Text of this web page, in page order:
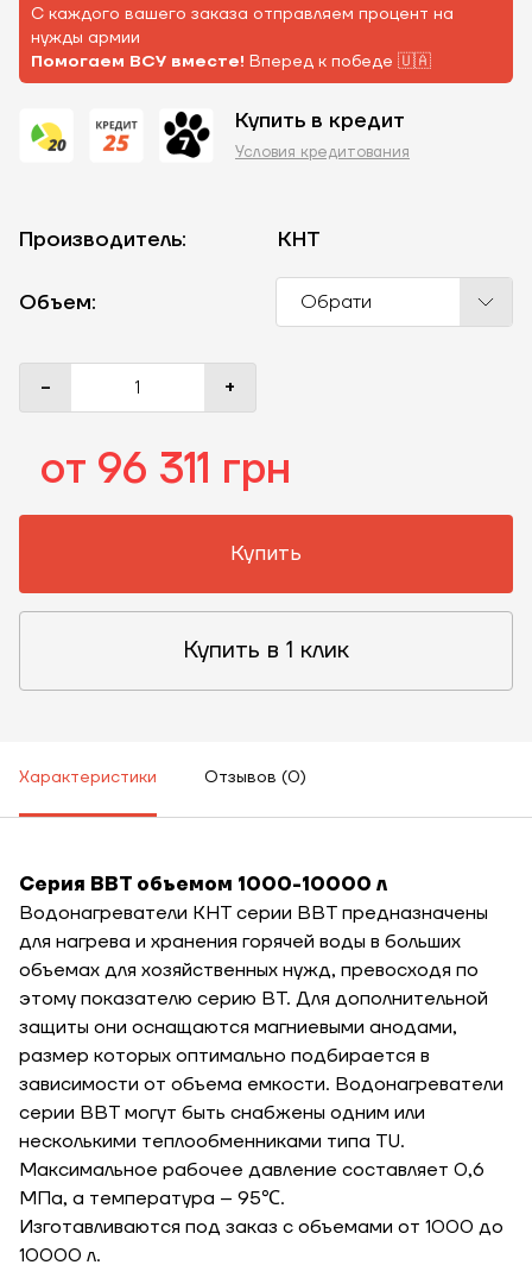
С каждого вашего заказа отправляем процент на
нужды армии
Помогаем ВСУ вместе! Вперед к победе 🇺🇦
Купить в кредит
Условия кредитования
Производитель: KHT
Объем: Обрати
- +
от 96 311 грн
Купить
Купить в 1 клик
Характеристики Отзывов (0)
Серия ВВТ объемом 1000-10000 л
Водонагреватели KHT серии ВВТ предназначены
для нагрева и хранения горячей воды в больших
объемах для хозяйственных нужд, превосходя по
этому показателю серию ВТ. Для дополнительной
защиты они оснащаются магниевыми анодами,
размер которых оптимально подбирается в
зависимости от объема емкости. Водонагреватели
серии ВВТ могут быть снабжены одним или
несколькими теплообменниками типа TU.
Максимальное рабочее давление составляет 0,6
МПа, а температура – 95℃.
Изготавливаются под заказ с объемами от 1000 до
10000 л.